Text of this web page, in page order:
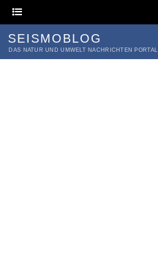
SEISMOBLOG
DAS NATUR UND UMWELT NACHRICHTEN PORTAL